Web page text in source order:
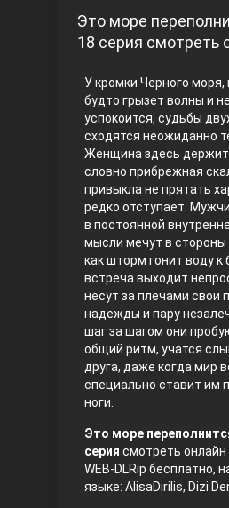
Правосyдие
Любовь напрокат
Воскресший Эртугрул
Это море
18 серия смотреть
У кромки Черного моря,
будто грызет волны и
успокоится, судьбы
сходятся неожиданно
Женщина здесь
словно прибрежная
привыкла не прятать
редко отступает.
в постоянной
мысли мечут в стороны
как шторм гонит воду к
встреча выходит
несут за плечами свои
надежды и пару
шаг за шагом они
общий ритм, учатся
друга, даже когда мир
специально ставит им
ноги.
Это море
серия смотреть онлайн
WEB-DLRip бесплатно,
языке: AlisaDirilis, Dizi